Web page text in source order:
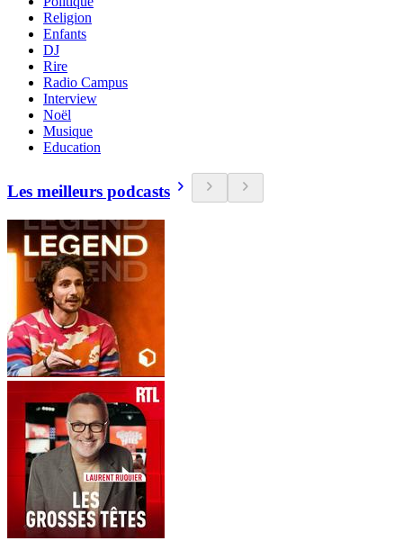
Religion
Enfants
DJ
Rire
Radio Campus
Interview
Noël
Musique
Education
Les meilleurs podcasts